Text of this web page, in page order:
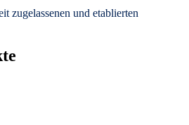
zugelassenen und etablierten